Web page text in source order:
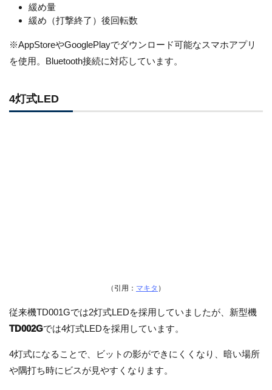
緩め量
緩め（打撃終了）後回転数
※AppStoreやGooglePlayでダウンロード可能なスマホアプリ
を使用。Bluetooth接続に対応しています。
4灯式LED
（引用： マキタ ）
従来機TD001Gでは2灯式LEDを採用していましたが、新型機
TD002Gでは4灯式LEDを採用しています。
4灯式になることで、ビットの影ができにくくなり、暗い場所
や隅打ち時にビスが見やすくなります。